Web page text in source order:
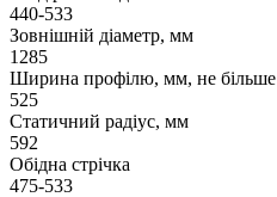
440-533
Зовнішній діаметр, мм
1285
Ширина профілю, мм, не більше
525
Статичний радіус, мм
592
Обідна стрічка
475-533